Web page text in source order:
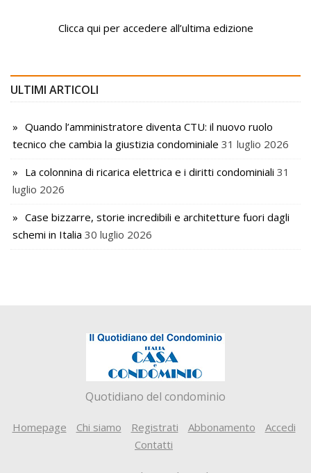
Clicca qui per accedere all’ultima edizione
ULTIMI ARTICOLI
Quando l’amministratore diventa CTU: il nuovo ruolo
tecnico che cambia la giustizia condominiale 31 luglio 2026
La colonnina di ricarica elettrica e i diritti condominiali 31
luglio 2026
Case bizzarre, storie incredibili e architetture fuori dagli
schemi in Italia 30 luglio 2026
Quotidiano del condominio
Homepage Chi siamo Registrati Abbonamento
Accedi
Contatti